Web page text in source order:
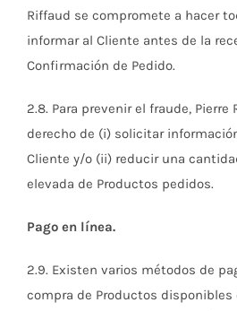
Riffaud se compromete a hacer
informar al Cliente antes de la
Confirmación de Pedido.
2.8. Para prevenir el fraude, Pierre
derecho de (i) solicitar
Cliente y/o (ii) reducir una
elevada de Productos pedidos.
Pago en línea.
2.9. Existen varios métodos de
compra de Productos disponibles